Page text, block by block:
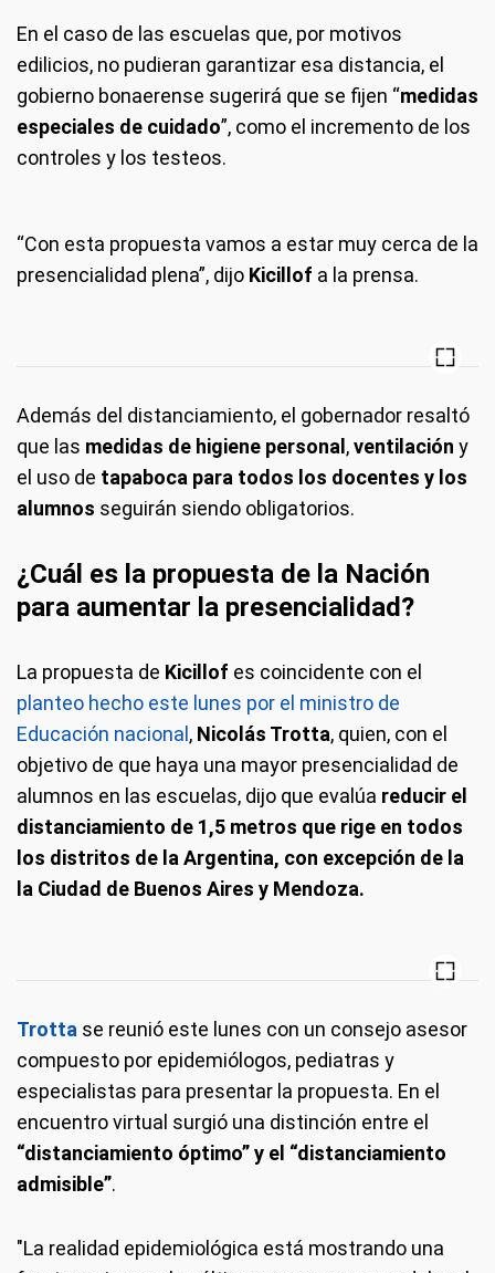
En el caso de las escuelas que, por motivos
edilicios, no pudieran garantizar esa distancia, el
gobierno bonaerense sugerirá que se fijen “medidas
especiales de cuidado”, como el incremento de los
controles y los testeos.
“Con esta propuesta vamos a estar muy cerca de la
presencialidad plena”, dijo Kicillof a la prensa.
Además del distanciamiento, el gobernador resaltó
que las medidas de higiene personal ,ventilación y
el uso de tapaboca para todos los docentes y los
alumnos seguirán siendo obligatorios.
¿Cuál es la propuesta de la Nación
para aumentar la presencialidad?
La propuesta de Kicillof es coincidente con el
planteo hecho este lunes por el ministro de
Educación nacional , Nicolás Trotta, quien, con el
objetivo de que haya una mayor presencialidad de
alumnos en las escuelas, dijo que evalúa reducir el
distanciamiento de 1,5 metros que rige en todos
los distritos de la Argentina, con excepción de la
la Ciudad de Buenos Aires y Mendoza.
Trotta se reunió este lunes con un consejo asesor
compuesto por epidemiólogos, pediatras y
especialistas para presentar la propuesta. En el
encuentro virtual surgió una distinción entre el
“distanciamiento óptimo” y el “distanciamiento
admisible”.
"La realidad epidemiológica está mostrando una